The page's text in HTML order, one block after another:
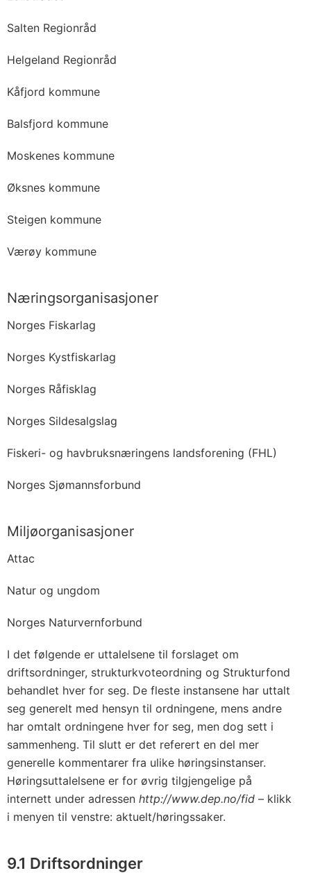
Salten Regionråd
Helgeland Regionråd
Kåfjord kommune
Balsfjord kommune
Moskenes kommune
Øksnes kommune
Steigen kommune
Værøy kommune
Næringsorganisasjoner
Norges Fiskarlag
Norges Kystfiskarlag
Norges Råfisklag
Norges Sildesalgslag
Fiskeri- og havbruksnæringens landsforening (FHL)
Norges Sjømannsforbund
Miljøorganisasjoner
Attac
Natur og ungdom
Norges Naturvernforbund
I det følgende er uttalelsene til forslaget om
driftsordninger, strukturkvoteordning og Strukturfond
behandlet hver for seg. De fleste instansene har uttalt
seg generelt med hensyn til ordningene, mens andre
har omtalt ordningene hver for seg, men dog sett i
sammenheng. Til slutt er det referert en del mer
generelle kommentarer fra ulike høringsinstanser.
Høringsuttalelsene er for øvrig tilgjengelige på
internett under adressen http://www.dep.no/fid – klikk
i menyen til venstre: aktuelt/høringssaker.
9.1 Driftsordninger